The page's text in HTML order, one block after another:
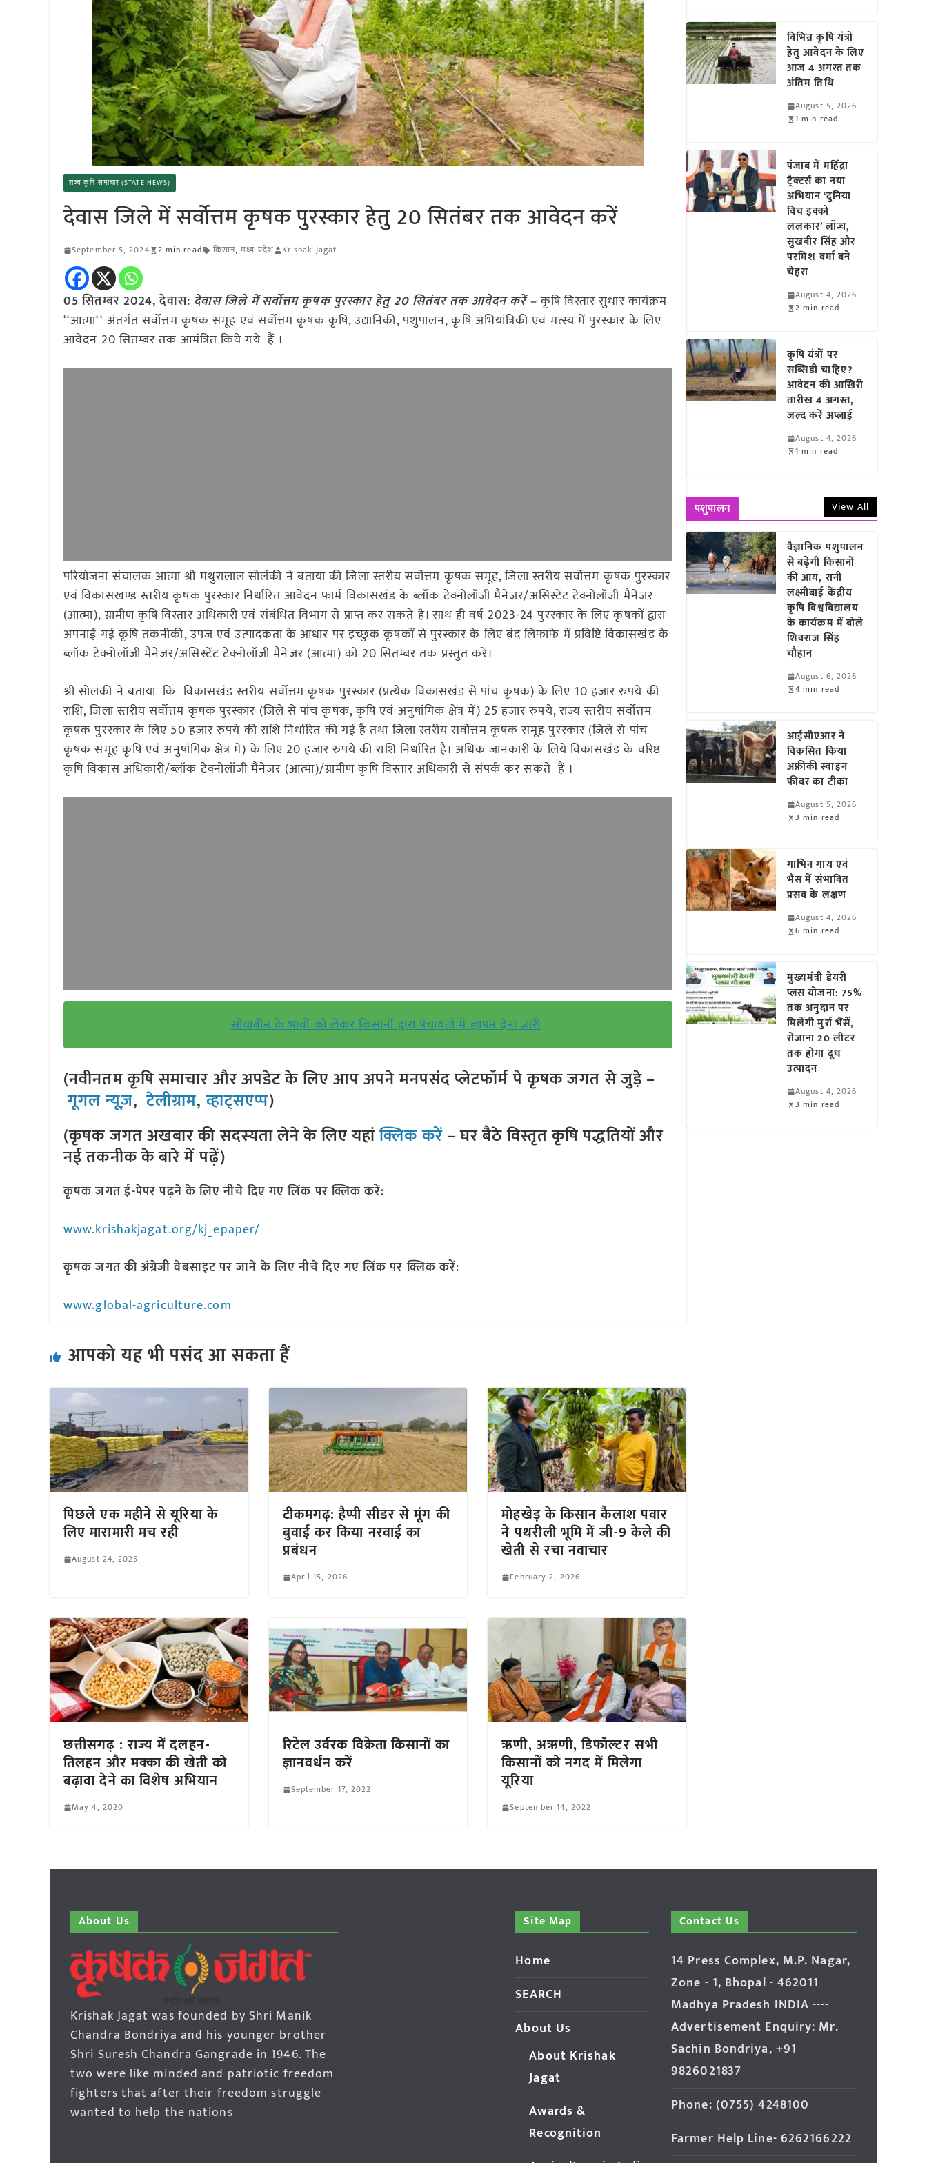
राज्य कृषि समाचार (STATE NEWS)
देवास जिले में सर्वोत्तम कृषक पुरस्कार हेतु 20 सितंबर तक आवेदन करें
September 5, 2024 2 min read किसान,मध्य प्रदेश Krishak Jagat
05 सितम्बर 2024, देवास: देवास जिले में सर्वोत्तम कृषक पुरस्कार हेतु 20 सितंबर तक आवेदन करें –कृषि विस्तार सुधार कार्यक्रम
‘‘आत्मा‘‘ अंतर्गत सर्वोत्तम कृषक समूह एवं सर्वोत्तम कृषक कृषि, उद्यानिकी, पशुपालन, कृषि अभियांत्रिकी एवं मत्स्य में पुरस्कार के लिए
आवेदन 20 सितम्बर तक आमंत्रित किये गये हैं ।
परियोजना संचालक आत्मा श्री मथुरालाल सोलंकी ने बताया की जिला स्तरीय सर्वोत्तम कृषक समूह, जिला स्तरीय सर्वोत्तम कृषक पुरस्कार
एवं विकासखण्ड स्तरीय कृषक पुरस्कार निर्धारित आवेदन फार्म विकासखंड के ब्लॉक टेक्नोलॉजी मैनेजर/असिस्टेंट टेक्नोलॉजी मैनेजर
(आत्मा), ग्रामीण कृषि विस्तार अधिकारी एवं संबंधित विभाग से प्राप्त कर सकते है। साथ ही वर्ष 2023-24 पुरस्कार के लिए कृषकों द्वारा
अपनाई गई कृषि तकनीकी, उपज एवं उत्पादकता के आधार पर इच्छुक कृषकों से पुरस्कार के लिए बंद लिफाफे में प्रविष्टि विकासखंड के
ब्लॉक टेक्नोलॉजी मैनेजर/असिस्टेंट टेक्नोलॉजी मैनेजर (आत्मा) को 20 सितम्बर तक प्रस्तुत करें।
श्री सोलंकी ने बताया कि विकासखंड स्तरीय सर्वोत्तम कृषक पुरस्कार (प्रत्येक विकासखंड से पांच कृषक) के लिए 10 हजार रुपये की
राशि, जिला स्तरीय सर्वोत्तम कृषक पुरस्कार (जिले से पांच कृषक, कृषि एवं अनुषांगिक क्षेत्र में) 25 हजार रुपये, राज्य स्तरीय सर्वोत्तम
कृषक पुरस्कार के लिए 50 हजार रुपये की राशि निर्धारित की गई है तथा जिला स्तरीय सर्वोत्तम कृषक समूह पुरस्कार (जिले से पांच
कृषक समूह कृषि एवं अनुषांगिक क्षेत्र में) के लिए 20 हजार रुपये की राशि निर्धारित है। अधिक जानकारी के लिये विकासखंड के वरिष्ठ
कृषि विकास अधिकारी/ब्लॉक टेक्नोलॉजी मैनेजर (आत्मा)/ग्रामीण कृषि विस्तार अधिकारी से संपर्क कर सकते हैं ।
सोयाबीन के भावों को लेकर किसानों द्वारा पंचायतों में ज्ञापन देना जारी
(नवीनतम कृषि समाचार और अपडेट के लिए आप अपने मनपसंद प्लेटफॉर्म पे कृषक जगत से जुड़े –
गूगल न्यूज़,टेलीग्राम,व्हाट्सएप्प)
(कृषक जगत अखबार की सदस्यता लेने के लिए यहांक्लिक करें– घर बैठे विस्तृत कृषि पद्धतियों और
नई तकनीक के बारे में पढ़ें)
कृषक जगत ई-पेपर पढ़ने के लिए नीचे दिए गए लिंक पर क्लिक करें:
www.krishakjagat.org/kj_epaper/
कृषक जगत की अंग्रेजी वेबसाइट पर जाने के लिए नीचे दिए गए लिंक पर क्लिक करें:
www.global-agriculture.com
आपको यह भी पसंद आ सकता हैं
पिछले एक महीने से यूरिया के
लिए मारामारी मच रही
August 24, 2025
टीकमगढ़: हैप्पी सीडर से मूंग की
बुवाई कर किया नरवाई का
प्रबंधन
April 15, 2026
मोहखेड़ के किसान कैलाश पवार
ने पथरीली भूमि में जी-9 केले की
खेती से रचा नवाचार
February 2, 2026
छत्तीसगढ़ : राज्य में दलहन-
तिलहन और मक्का की खेती को
बढ़ावा देने का विशेष अभियान
May 4, 2020
रिटेल उर्वरक विक्रेता किसानों का
ज्ञानवर्धन करें
September 17, 2022
ऋणी, अऋणी, डिफॉल्टर सभी
किसानों को नगद में मिलेगा
यूरिया
September 14, 2022
विभिन्न कृषि यंत्रों
हेतु आवेदन के लिए
आज 4 अगस्त तक
अंतिम तिथि
August 5, 2026
1 min read
पंजाब में महिंद्रा
ट्रैक्टर्स का नया
अभियान ‘दुनिया
विच इक्को
ललकार’ लॉन्च,
सुखबीर सिंह और
परमिश वर्मा बने
चेहरा
August 4, 2026
2 min read
कृषि यंत्रों पर
सब्सिडी चाहिए?
आवेदन की आखिरी
तारीख 4 अगस्त,
जल्द करें अप्लाई
August 4, 2026
1 min read
पशुपालन View All
वैज्ञानिक पशुपालन
से बढ़ेगी किसानों
की आय, रानी
लक्ष्मीबाई केंद्रीय
कृषि विश्वविद्यालय
के कार्यक्रम में बोले
शिवराज सिंह
चौहान
August 6, 2026
4 min read
आईसीएआर ने
विकसित किया
अफ्रीकी स्वाइन
फीवर का टीका
August 5, 2026
3 min read
गाभिन गाय एवं
भैंस में संभावित
प्रसव के लक्षण
August 4, 2026
6 min read
मुख्यमंत्री डेयरी
प्लस योजना: 75%
तक अनुदान पर
मिलेंगी मुर्रा भैंसें,
रोजाना 20 लीटर
तक होगा दूध
उत्पादन
August 4, 2026
3 min read
About Us
Krishak Jagat was founded by Shri Manik
Chandra Bondriya and his younger brother
Shri Suresh Chandra Gangrade in 1946. The
two were like minded and patriotic freedom
fighters that after their freedom struggle
wanted to help the nations
Site Map
Home
SEARCH
About Us
About Krishak
Jagat
Awards &
Recognition
Contact Us
14 Press Complex, M.P. Nagar,
Zone - 1, Bhopal - 462011
Madhya Pradesh INDIA ----
Advertisement Enquiry: Mr.
Sachin Bondriya, +91
9826021837
Phone: (0755) 4248100
Farmer Help Line- 6262166222